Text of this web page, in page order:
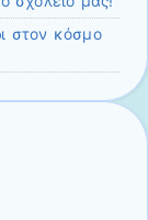
στον κόσμο